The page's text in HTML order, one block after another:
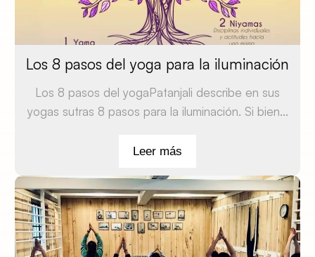
Los 8 pasos del yoga para la iluminación
Los 8 pasos del yogaPatanjali describe en sus
yogas sutras 8 pasos para la iluminación. Si bien...
Leer más